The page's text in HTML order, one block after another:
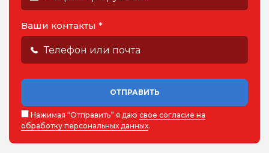
Ваши контакты *
ОТПРАВИТЬ
Нажимая “Отправить” я даю свое согласие на
обработку персональных данных.